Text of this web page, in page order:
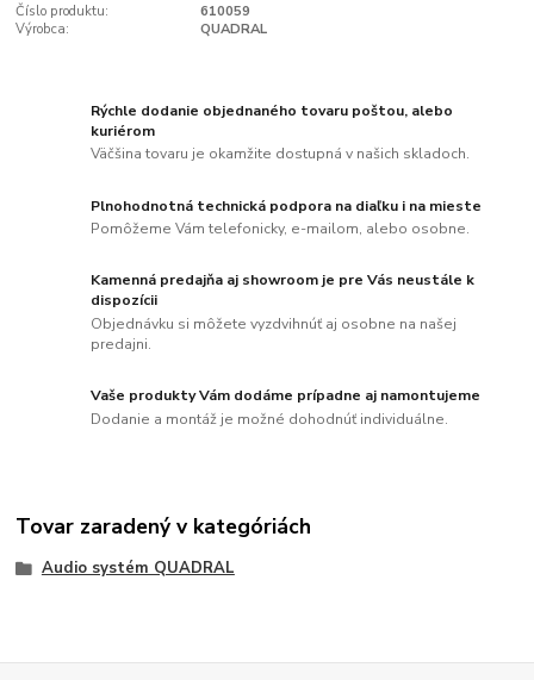
Číslo produktu:
610059
Výrobca:
QUADRAL
Rýchle dodanie objednaného tovaru poštou, alebo
kuriérom
Väčšina tovaru je okamžite dostupná v našich skladoch.
Plnohodnotná technická podpora na diaľku i na mieste
Pomôžeme Vám telefonicky, e-mailom, alebo osobne.
Kamenná predajňa aj showroom je pre Vás neustále k
dispozícii
Objednávku si môžete vyzdvihnúť aj osobne na našej
predajni.
Vaše produkty Vám dodáme prípadne aj namontujeme
Dodanie a montáž je možné dohodnúť individuálne.
Tovar zaradený v kategóriách
Audio systém QUADRAL